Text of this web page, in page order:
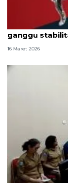
Peneliti:
ganggu
16 Maret 2026